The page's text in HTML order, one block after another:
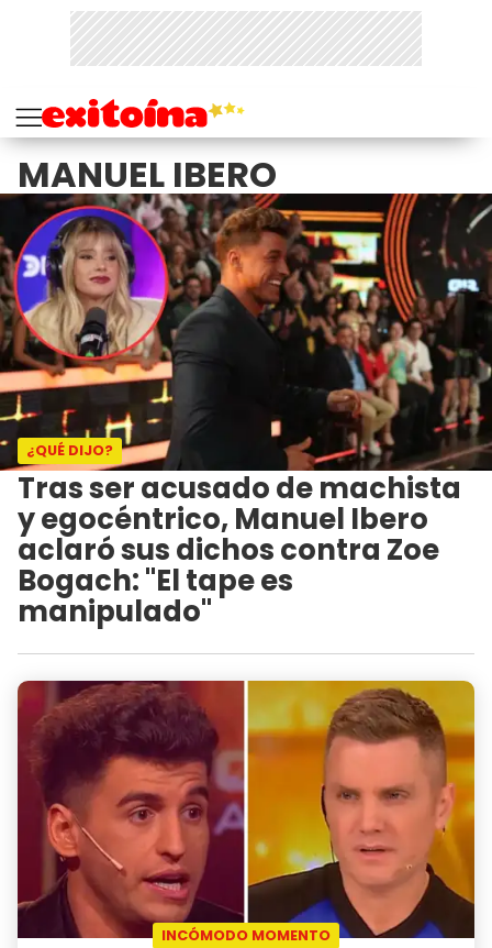
MANUEL IBERO
¿QUÉ DIJO?
Tras ser acusado de machista
y egocéntrico, Manuel Ibero
aclaró sus dichos contra Zoe
Bogach: "El tape es
manipulado"
INCÓMODO MOMENTO